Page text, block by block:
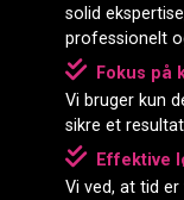
solid
professionelt
Fokus på
Vi bruger kun
sikre et
Effektive
Vi ved, at tid